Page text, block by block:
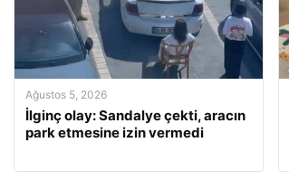
Ağustos 5, 2026
İlginç olay: Sandalye çekti, aracın
park etmesine izin vermedi